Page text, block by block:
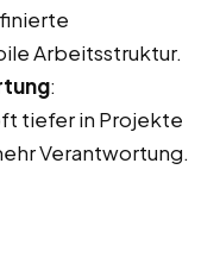
Arbeitsstruktur.
:
tiefer in Projekte
Verantwortung.